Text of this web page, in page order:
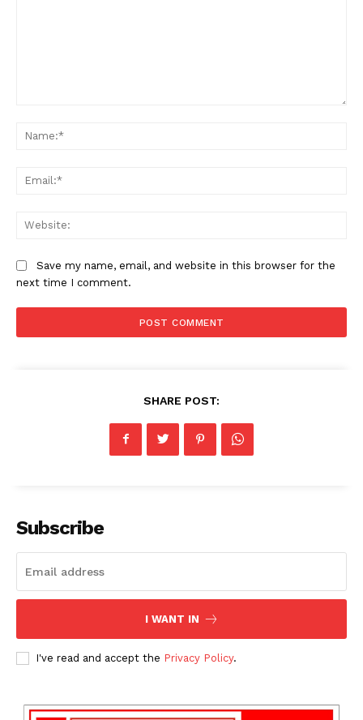
Save my name, email, and website in this browser for the
next time I comment.
SHARE POST:
Subscribe
I WANT IN
I've read and accept the Privacy Policy.